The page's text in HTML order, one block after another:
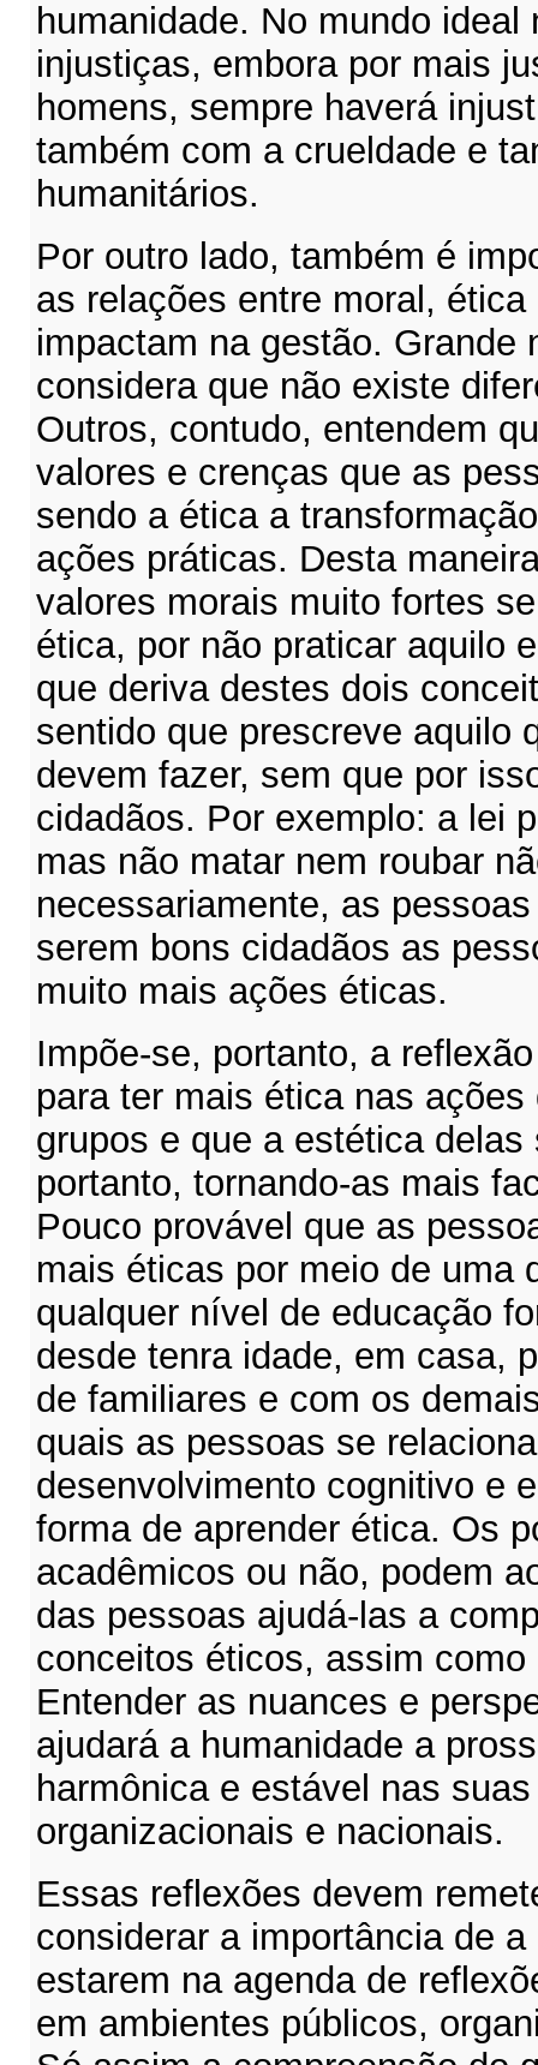
humanidade. No mundo ideal
injustiças, embora por mais
homens, sempre haverá
também com a crueldade e
humanitários.
Por outro lado, também é
as relações entre moral,
impactam na gestão. Grande
considera que não existe
Outros, contudo, entendem
valores e crenças que as
sendo a ética a
ações práticas. Desta
valores morais muito fortes
ética, por não praticar aquilo
que deriva destes dois
sentido que prescreve aquilo
devem fazer, sem que por
cidadãos. Por exemplo: a lei
mas não matar nem roubar
necessariamente, as
serem bons cidadãos as
muito mais ações éticas.
Impõe-se, portanto, a
para ter mais ética nas
grupos e que a estética
portanto, tornando-as mais
Pouco provável que as
mais éticas por meio de uma
qualquer nível de educação
desde tenra idade, em casa,
de familiares e com os
quais as pessoas se
desenvolvimento cognitivo e
forma de aprender ética. Os
acadêmicos ou não, podem
das pessoas ajudá-las a
conceitos éticos, assim
Entender as nuances e
ajudará a humanidade a
harmônica e estável nas
organizacionais e nacionais.
Essas reflexões devem
considerar a importância de
estarem na agenda de
em ambientes públicos,